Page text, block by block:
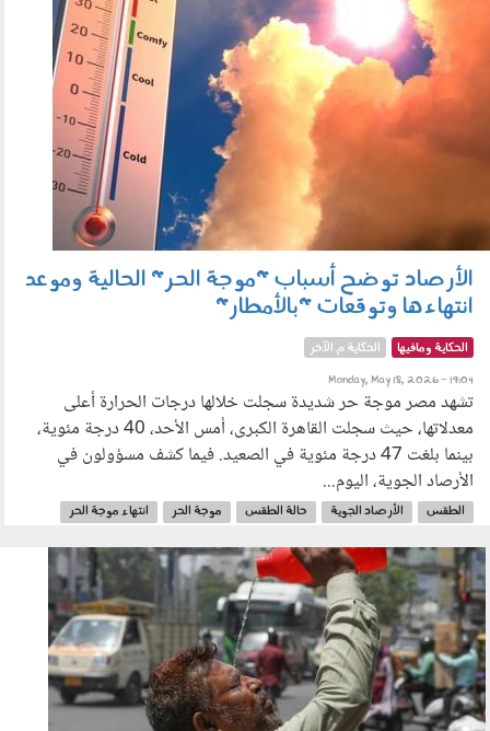
الأرصاد توضح أسباب "موجة الحر" الحالية وموعد
انتهاءها وتوقعات "بالأمطار"
الحكاية ومافيها الحكاية م الآخر
Monday, May 18, 2026 - 19:04
تشهد مصر موجة حر شديدة سجلت خلالها درجات الحرارة أعلى
معدلاتها، حيث سجلت القاهرة الكبرى، أمس الأحد، 40 درجة مئوية،
بينما بلغت 47 درجة مئوية في الصعيد. فيما كشف مسؤولون في
الأرصاد الجوية، اليوم...
الطقس الأرصاد الجوية حالة الطقس موجة الحر انتهاء موجة الحر
0408_001.jpg